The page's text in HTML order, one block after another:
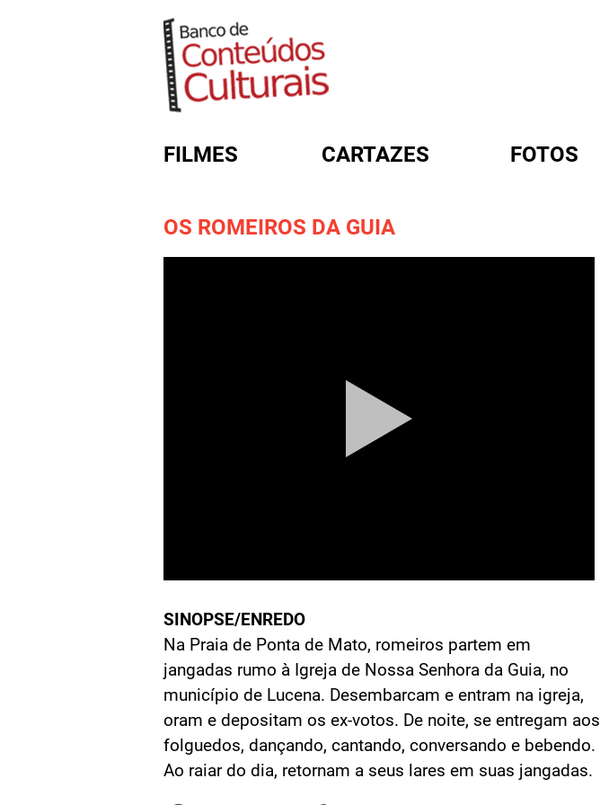
FILMES CARTAZES FOTOS
OS ROMEIROS DA GUIA
SINOPSE/ENREDO
Na Praia de Ponta de Mato, romeiros partem em
jangadas rumo à Igreja de Nossa Senhora da Guia, no
município de Lucena. Desembarcam e entram na igreja,
oram e depositam os ex-votos. De noite, se entregam aos
folguedos, dançando, cantando, conversando e bebendo.
Ao raiar do dia, retornam a seus lares em suas jangadas.